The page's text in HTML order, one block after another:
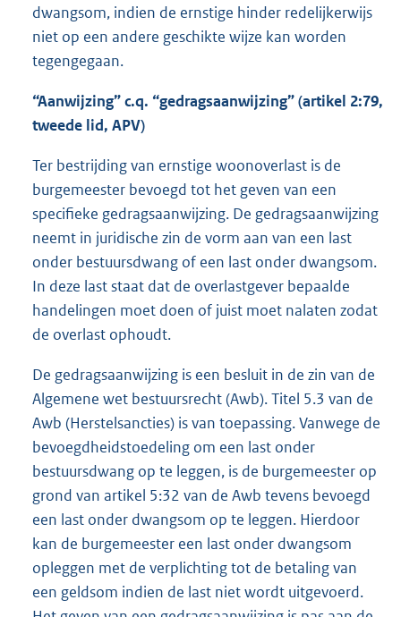
dwangsom, indien de ernstige hinder redelijkerwijs
niet op een andere geschikte wijze kan worden
tegengegaan.
“Aanwijzing” c.q. “gedragsaanwijzing” (artikel 2:79,
tweede lid, APV)
Ter bestrijding van ernstige woonoverlast is de
burgemeester bevoegd tot het geven van een
specifieke gedragsaanwijzing. De gedragsaanwijzing
neemt in juridische zin de vorm aan van een last
onder bestuursdwang of een last onder dwangsom.
In deze last staat dat de overlastgever bepaalde
handelingen moet doen of juist moet nalaten zodat
de overlast ophoudt.
De gedragsaanwijzing is een besluit in de zin van de
Algemene wet bestuursrecht (Awb). Titel 5.3 van de
Awb (Herstelsancties) is van toepassing. Vanwege de
bevoegdheidstoedeling om een last onder
bestuursdwang op te leggen, is de burgemeester op
grond van artikel 5:32 van de Awb tevens bevoegd
een last onder dwangsom op te leggen. Hierdoor
kan de burgemeester een last onder dwangsom
opleggen met de verplichting tot de betaling van
een geldsom indien de last niet wordt uitgevoerd.